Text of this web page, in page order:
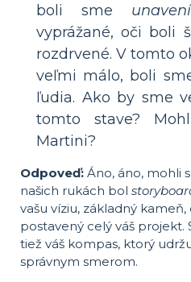
boli sme unavení
vyprážané, oči boli
rozdrvené. V tomto
veľmi málo, boli
ľudia. Ako by sme
tomto stave?
Martini?
Odpoveď: Áno, áno, mohli
našich rukách bol
vašu víziu, základný
postavený celý váš projekt.
tiež váš kompas, ktorý
správnym smerom.